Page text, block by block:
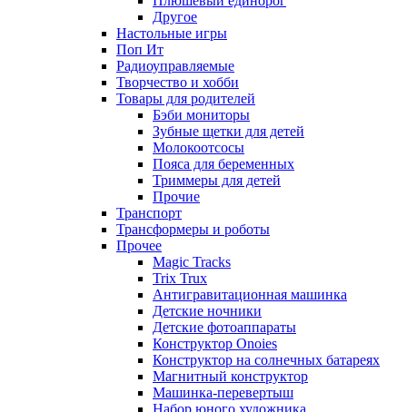
Другое
Настольные игры
Поп Ит
Радиоуправляемые
Творчество и хобби
Товары для родителей
Бэби мониторы
Зубные щетки для детей
Молокоотсосы
Пояса для беременных
Триммеры для детей
Прочие
Транспорт
Трансформеры и роботы
Прочее
Magic Tracks
Trix Trux
Антигравитационная машинка
Детские ночники
Детские фотоаппараты
Конструктор Onoies
Конструктор на солнечных батареях
Магнитный конструктор
Машинка-перевертыш
Набор юного художника